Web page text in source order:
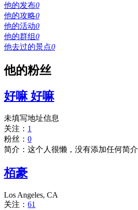
他的发布0
他的攻略0
他的活动0
他的群组0
他去过的景点0
他的粉丝
好嘛 好嘛
未填写地址信息
关注： 1
粉丝： 0
简介：这个人很懒，没有添加任何简介
栢豪
Los Angeles, CA
关注： 61